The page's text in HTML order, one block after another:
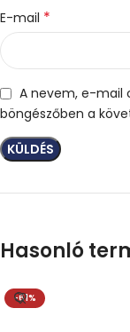
E-mail *
A nevem, e-mail
böngészőben a
Hasonló
-61%